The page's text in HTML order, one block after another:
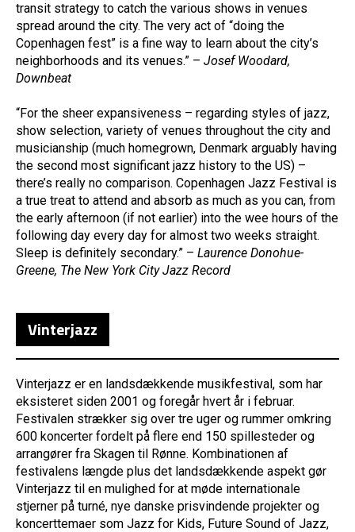
transit strategy to catch the various shows in venues
spread around the city. The very act of “doing the
Copenhagen fest” is a fine way to learn about the city’s
neighborhoods and its venues.” – Josef Woodard,
Downbeat
“For the sheer expansiveness – regarding styles of jazz,
show selection, variety of venues throughout the city and
musicianship (much homegrown, Denmark arguably having
the second most significant jazz history to the US) –
there’s really no comparison. Copenhagen Jazz Festival is
a true treat to attend and absorb as much as you can, from
the early afternoon (if not earlier) into the wee hours of the
following day every day for almost two weeks straight.
Sleep is definitely secondary.” – Laurence Donohue-
Greene, The New York City Jazz Record
Vinterjazz
Vinterjazz er en landsdækkende musikfestival, som har
eksisteret siden 2001 og foregår hvert år i februar.
Festivalen strækker sig over tre uger og rummer omkring
600 koncerter fordelt på flere end 150 spillesteder og
arrangører fra Skagen til Rønne. Kombinationen af
festivalens længde plus det landsdækkende aspekt gør
Vinterjazz til en mulighed for at møde internationale
stjerner på turné, nye danske prisvindende projekter og
koncerttemaer som Jazz for Kids, Future Sound of Jazz,